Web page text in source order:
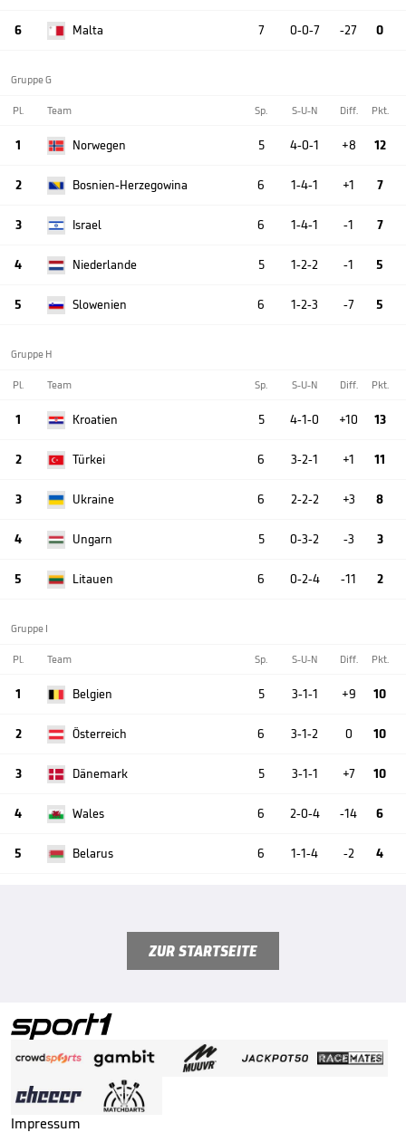
6 Malta 7 0-0-7 -27 0
Gruppe G
Pl. Team Sp. S-U-N Diff. Pkt.
1 Norwegen 5 4-0-1 +8 12
2 Bosnien-Herzegowina 6 1-4-1 +1 7
3 Israel 6 1-4-1 -1 7
4 Niederlande 5 1-2-2 -1 5
5 Slowenien 6 1-2-3 -7 5
Gruppe H
Pl. Team Sp. S-U-N Diff. Pkt.
1 Kroatien 5 4-1-0 +10 13
2 Türkei 6 3-2-1 +1 11
3 Ukraine 6 2-2-2 +3 8
4 Ungarn 5 0-3-2 -3 3
5 Litauen 6 0-2-4 -11 2
Gruppe I
Pl. Team Sp. S-U-N Diff. Pkt.
1 Belgien 5 3-1-1 +9 10
2 Österreich 6 3-1-2 0 10
3 Dänemark 5 3-1-1 +7 10
4 Wales 6 2-0-4 -14 6
5 Belarus 6 1-1-4 -2 4
ZUR STARTSEITE
Impressum